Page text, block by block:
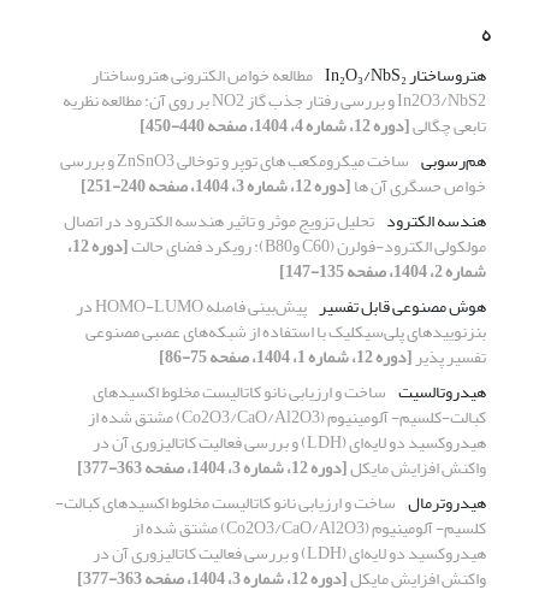
ه
هتروساختار In₂O₃/NbS₂ مطالعه خواص الکترونی هتروساختار
In2O3/NbS2 و بررسی رفتار جذب گاز NO2 بر روی آن: مطالعه نظریه
تابعی چگالی[دوره 12، شماره 4، 1404، صفحه 440-450]
هم‌رسوبی
ساخت میکرومکعب های توپر و توخالی ZnSnO3 و بررسی
خواص حسگری آن ها[دوره 12، شماره 3، 1404، صفحه 240-251]
هندسه الکترود تحلیل تزویج موثر و تاثیر هندسه الکترود در اتصال
مولکولی الکترود-فولرن (C60 وB80): رویکرد فضای حالت [دوره 12،
شماره 2، 1404، صفحه 135-147]
هوش مصنوعی قابل تفسیر
پیش‌بینی فاصله HOMO-LUMO در
بنزنوییدهای پلی‌سیکلیک با استفاده از شبکه‌های عصبی مصنوعی
تفسیر پذیر[دوره 12، شماره 1، 1404، صفحه 75-86]
هیدروتالسیت ساخت و ارزیابی نانو کاتالیست مخلوط اکسیدهای
کبالت-کلسیم- آلومینیوم (Co2O3/CaO/Al2O3) مشتق شده از
هیدروکسید دو لایه‌ای (LDH) و بررسی فعالیت کاتالیزوری آن در
واکنش افزایش مایکل[دوره 12، شماره 3، 1404، صفحه 363-377]
هیدروترمال ساخت و ارزیابی نانو کاتالیست مخلوط اکسیدهای کبالت-
کلسیم- آلومینیوم (Co2O3/CaO/Al2O3) مشتق شده از
هیدروکسید دو لایه‌ای (LDH) و بررسی فعالیت کاتالیزوری آن در
واکنش افزایش مایکل[دوره 12، شماره 3، 1404، صفحه 363-377]